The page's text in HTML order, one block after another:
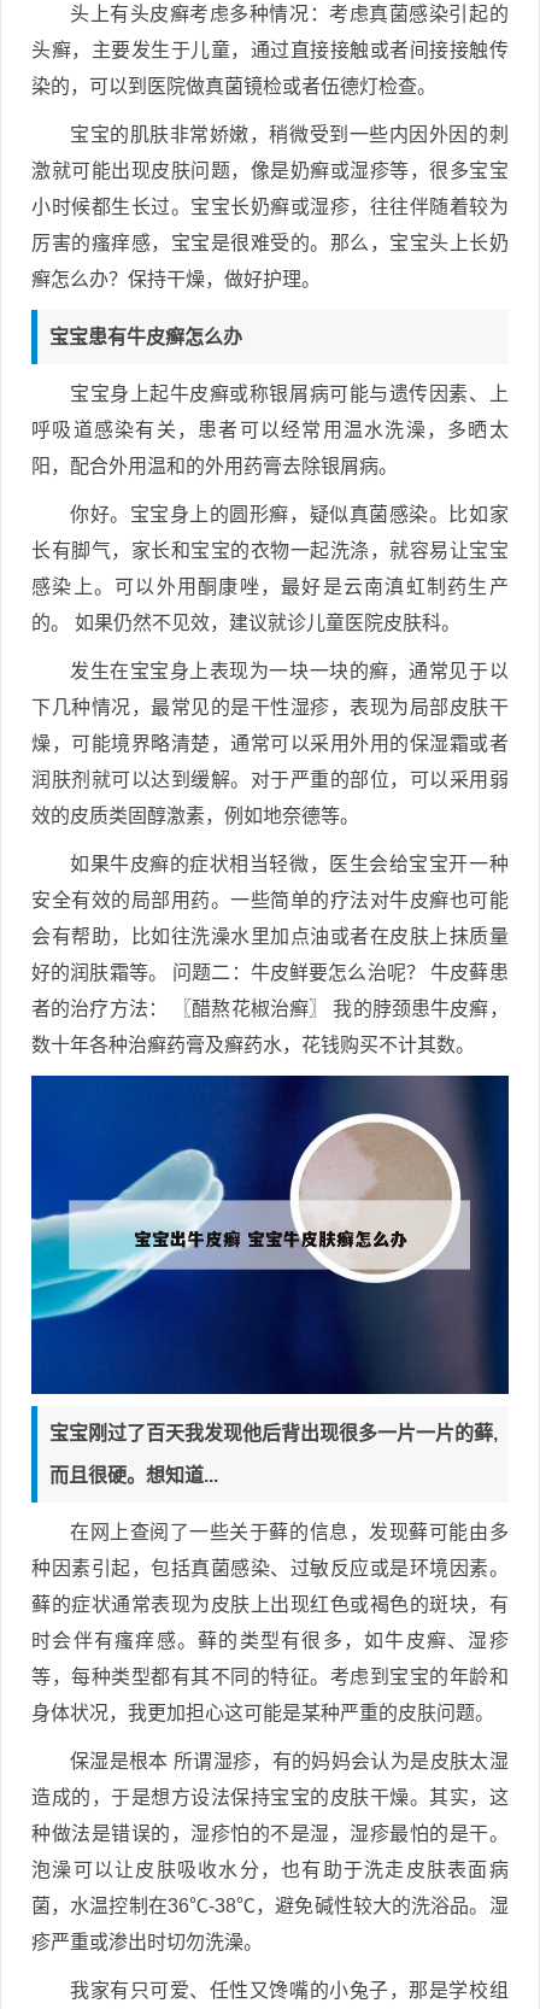
头上有头皮癣考虑多种情况：考虑真菌感染引起的
头癣，主要发生于儿童，通过直接接触或者间接接触传
染的，可以到医院做真菌镜检或者伍德灯检查。
宝宝的肌肤非常娇嫩，稍微受到一些内因外因的刺
激就可能出现皮肤问题，像是奶癣或湿疹等，很多宝宝
小时候都生长过。宝宝长奶癣或湿疹，往往伴随着较为
厉害的瘙痒感，宝宝是很难受的。那么，宝宝头上长奶
癣怎么办？保持干燥，做好护理。
宝宝患有牛皮癣怎么办
宝宝身上起牛皮癣或称银屑病可能与遗传因素、上
呼吸道感染有关，患者可以经常用温水洗澡，多晒太
阳，配合外用温和的外用药膏去除银屑病。
你好。宝宝身上的圆形癣，疑似真菌感染。比如家
长有脚气，家长和宝宝的衣物一起洗涤，就容易让宝宝
感染上。可以外用酮康唑，最好是云南滇虹制药生产
的。 如果仍然不见效，建议就诊儿童医院皮肤科。
发生在宝宝身上表现为一块一块的癣，通常见于以
下几种情况，最常见的是干性湿疹，表现为局部皮肤干
燥，可能境界略清楚，通常可以采用外用的保湿霜或者
润肤剂就可以达到缓解。对于严重的部位，可以采用弱
效的皮质类固醇激素，例如地奈德等。
如果牛皮癣的症状相当轻微，医生会给宝宝开一种
安全有效的局部用药。一些简单的疗法对牛皮癣也可能
会有帮助，比如往洗澡水里加点油或者在皮肤上抹质量
好的润肤霜等。 问题二：牛皮鲜要怎么治呢？ 牛皮藓患
者的治疗方法： 〖醋熬花椒治癣〗 我的脖颈患牛皮癣，
数十年各种治癣药膏及癣药水，花钱购买不计其数。
宝宝刚过了百天我发现他后背出现很多一片一片的藓,
而且很硬。想知道...
在网上查阅了一些关于藓的信息，发现藓可能由多
种因素引起，包括真菌感染、过敏反应或是环境因素。
藓的症状通常表现为皮肤上出现红色或褐色的斑块，有
时会伴有瘙痒感。藓的类型有很多，如牛皮癣、湿疹
等，每种类型都有其不同的特征。考虑到宝宝的年龄和
身体状况，我更加担心这可能是某种严重的皮肤问题。
保湿是根本 所谓湿疹，有的妈妈会认为是皮肤太湿
造成的，于是想方设法保持宝宝的皮肤干燥。其实，这
种做法是错误的，湿疹怕的不是湿，湿疹最怕的是干。
泡澡可以让皮肤吸收水分，也有助于洗走皮肤表面病
菌，水温控制在36℃-38℃，避免碱性较大的洗浴品。湿
疹严重或渗出时切勿洗澡。
我家有只可爱、任性又馋嘴的小兔子，那是学校组